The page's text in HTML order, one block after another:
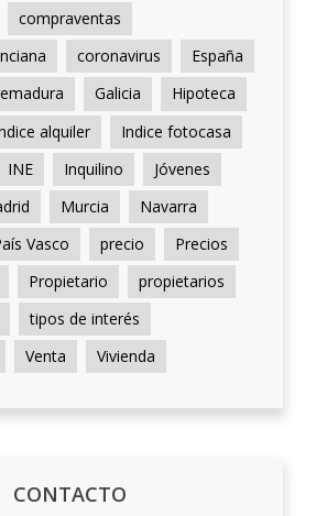
compraventas
coronavirus
España
Galicia
Hipoteca
alquiler
Indice fotocasa
INE Inquilino
Jóvenes
Murcia
Navarra
Vasco precio
Precios
Propietario
propietarios
tipos de interés
Venta Vivienda
CONTACTO